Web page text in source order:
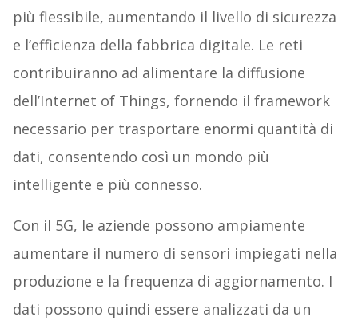
più flessibile, aumentando il livello di sicurezza
e l’efficienza della fabbrica digitale. Le reti
contribuiranno ad alimentare la diffusione
dell’Internet of Things, fornendo il framework
necessario per trasportare enormi quantità di
dati, consentendo così un mondo più
intelligente e più connesso.
Con il 5G, le aziende possono ampiamente
aumentare il numero di sensori impiegati nella
produzione e la frequenza di aggiornamento. I
dati possono quindi essere analizzati da un